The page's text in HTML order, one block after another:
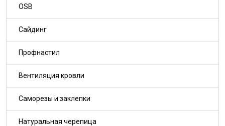
OSB
Сайдинг
Профнастил
Вентиляция кровли
Саморезы и заклепки
Натуральная черепица